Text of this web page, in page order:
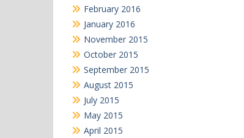
February 2016
January 2016
November 2015
October 2015
September 2015
August 2015
July 2015
May 2015
April 2015